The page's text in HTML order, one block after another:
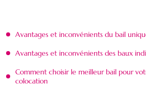
Avantages et inconvénients du bail
Avantages et inconvénients des baux
Comment choisir le meilleur bail pour
colocation